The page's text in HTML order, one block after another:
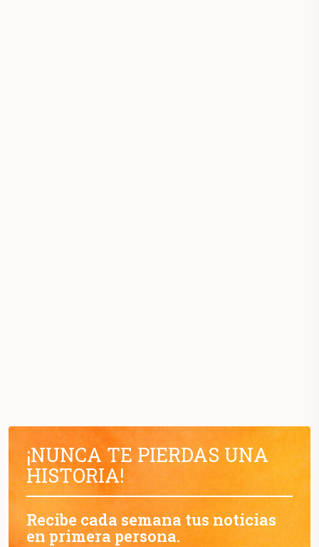
¡NUNCA TE PIERDAS UNA
HISTORIA!
Recibe cada semana tus noticias
en primera persona.